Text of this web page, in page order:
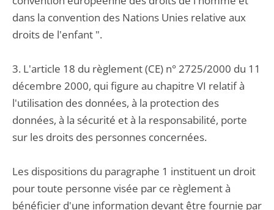
dans la convention des Nations Unies relative aux
droits de l'enfant ".
3. L'article 18 du règlement (CE) n° 2725/2000 du 11
décembre 2000, qui figure au chapitre VI relatif à
l'utilisation des données, à la protection des
données, à la sécurité et à la responsabilité, porte
sur les droits des personnes concernées.
Les dispositions du paragraphe 1 instituent un droit
pour toute personne visée par ce règlement à
bénéficier d'une information devant être fournie par